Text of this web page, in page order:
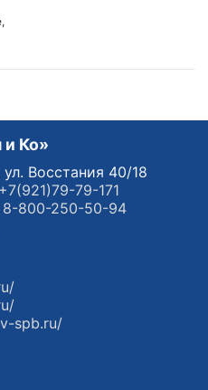
и Ко»
Восстания 40/18
+7(921)79-79-171
8-800-250-50-94
spb.ru/